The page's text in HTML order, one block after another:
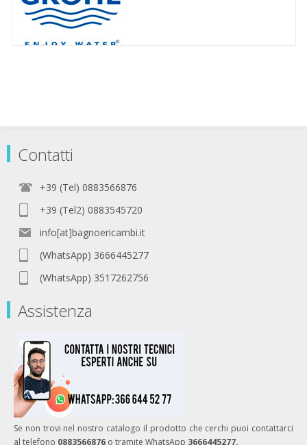
Contatti
+39 (Tel) 0883566876
+39 (Tel2) 0883545720
info[at]bagnoericambi.it
(WhatsApp) 3666445277
(WhatsApp) 3517262756
Assistenza
Se non trovi nel nostro catalogo il prodotto che cerchi puoi contattarci
al telefono 0883566876 o tramite WhatsApp 3666445277.